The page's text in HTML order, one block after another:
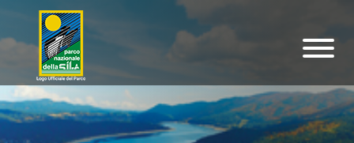
Vai al contenuto principale